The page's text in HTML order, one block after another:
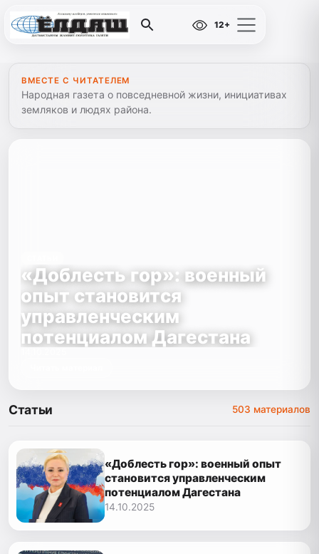
12+
ВМЕСТЕ С ЧИТАТЕЛЕМ
Народная газета о повседневной жизни, инициативах
земляков и людях района.
«Доблесть гор»: военный
опыт становится
управленческим
потенциалом Дагестана
Статьи 503 материалов
«Доблесть гор»: военный опыт
становится управленческим
потенциалом Дагестана
14.10.2025